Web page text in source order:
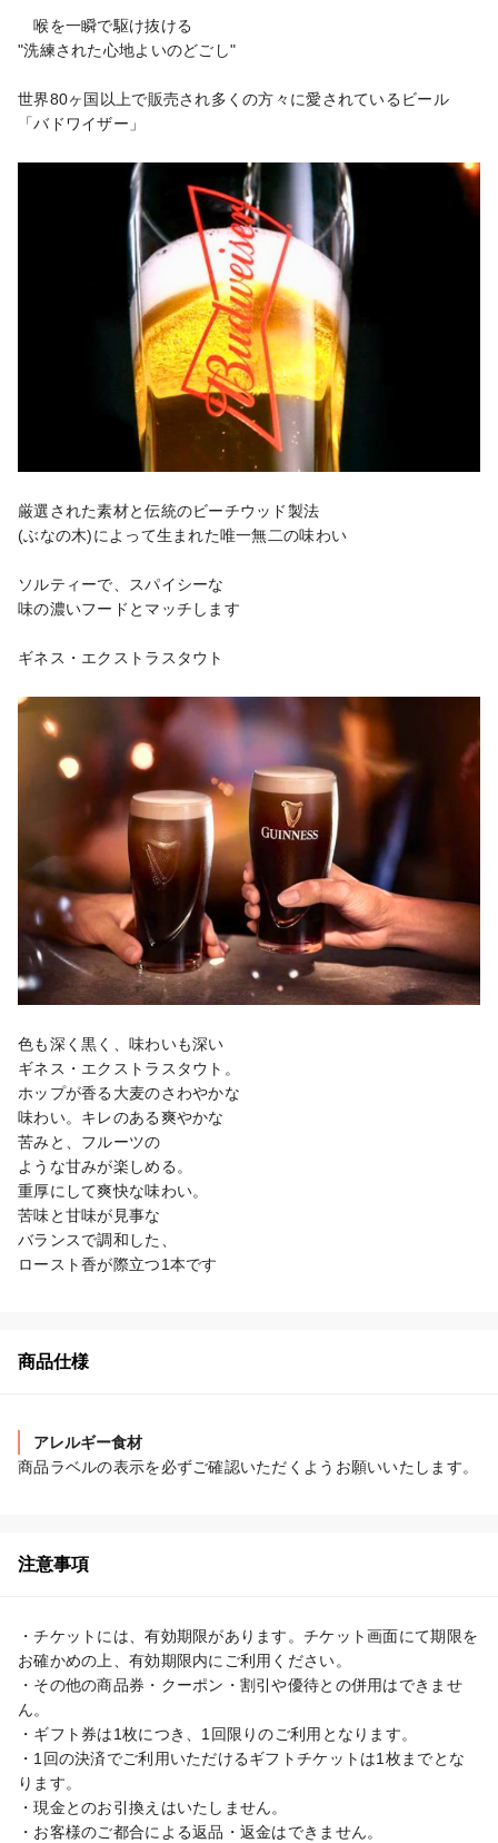
喉を一瞬で駆け抜ける
"洗練された心地よいのどごし"
世界80ヶ国以上で販売され多くの方々に愛されているビール
「バドワイザー」
厳選された素材と伝統のビーチウッド製法
(ぶなの木)によって生まれた唯一無二の味わい
ソルティーで、スパイシーな
味の濃いフードとマッチします
ギネス・エクストラスタウト
色も深く黒く、味わいも深い
ギネス・エクストラスタウト。
ホップが香る大麦のさわやかな
味わい。キレのある爽やかな
苦みと、フルーツの
ような甘みが楽しめる。
重厚にして爽快な味わい。
苦味と甘味が見事な
バランスで調和した、
ロースト香が際立つ1本です
商品仕様
アレルギー食材
商品ラベルの表示を必ずご確認いただくようお願いいたします。
注意事項
・チケットには、有効期限があります。チケット画面にて期限を
お確かめの上、有効期限内にご利用ください。
・その他の商品券・クーポン・割引や優待との併用はできませ
ん。
・ギフト券は1枚につき、1回限りのご利用となります。
・1回の決済でご利用いただけるギフトチケットは1枚までとな
ります。
・現金とのお引換えはいたしません。
・お客様のご都合による返品・返金はできません。